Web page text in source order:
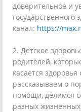
доверительное и
канал: https://
2. Детское
родителей,
касается
рассказываем о
помощи, делимся
разных